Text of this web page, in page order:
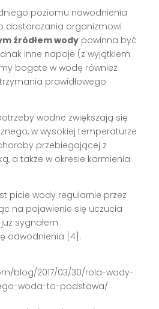
poziomu nawodnienia
dostarczania organizmowi
źródłem wody powinna być
inne napoje (z wyjątkiem
bogate w wodę również
prawidłowego
wodne zwiększają się
w wysokiej temperaturze
przebiegającej z
a także w okresie karmienia
picie wody regularnie przez
na pojawienie się uczucia
sygnałem
odwodnienia [4].
blog/2017/03/30/rola-wody-
woda-to-podstawa/